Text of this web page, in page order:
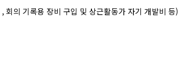
의 기록용 장비 구입 및 상근활동가 자기 개발비 등)